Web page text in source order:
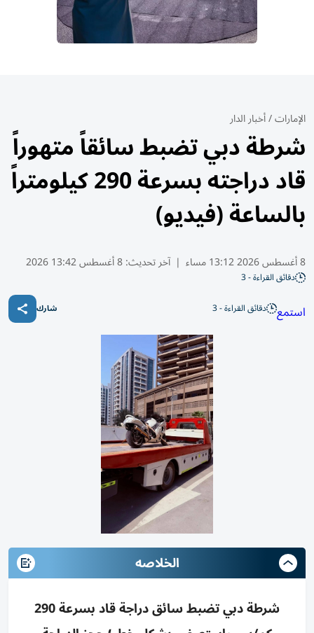
الإمارات/أخبار الدار
شرطة دبي تضبط سائقاً متهوراً
قاد دراجته بسرعة 290 كيلومتراً
بالساعة (فيديو)
8 أغسطس 2026 13:12 مساء | آخر تحديث:8 أغسطس 13:42 2026
دقائق القراءة - 3
استمع دقائق القراءة - 3 شارك
الخلاصه
شرطة دبي تضبط سائق دراجة قاد بسرعة 290